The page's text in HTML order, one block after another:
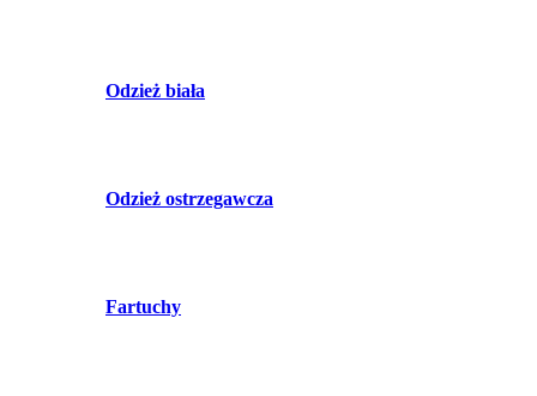
Odzież biała
Odzież ostrzegawcza
Fartuchy